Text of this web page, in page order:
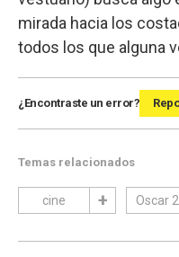
mirada hacia los
todos los que alguna
¿Encontraste un error?
Temas relacionados
cine Oscar